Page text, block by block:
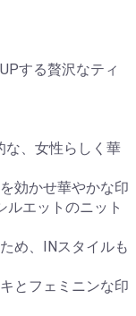
する贅沢なティ
な、女性らしく華
効かせ華やかな印
ルエットのニット
め、INスタイルも
とフェミニンな印